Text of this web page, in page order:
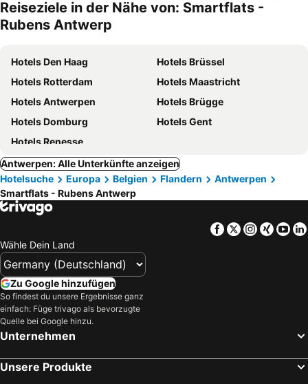
Reiseziele in der Nähe von: Smartflats -
Rubens Antwerp
Hotels Den Haag
Hotels Brüssel
Hotels Rotterdam
Hotels Maastricht
Hotels Antwerpen
Hotels Brügge
Hotels Domburg
Hotels Gent
Hotels Renesse
Antwerpen: Alle Unterkünfte anzeigen
Hotelsuche
Europa Belgien Flandern
Antwerpen
Smartflats - Rubens Antwerp
Facebook
TwitterXing
Wähle Dein Land
Zu Google hinzufügen
So findest du unsere Ergebnisse ganz
einfach: Füge trivago als bevorzugte
Quelle bei Google hinzu.
Unternehmen
Unsere Produkte